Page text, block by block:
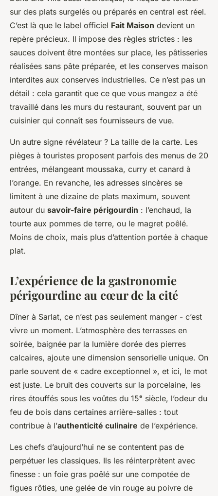
sur des plats surgelés ou préparés en central est réel.
C’est là que le label officiel Fait Maison devient un
repère précieux. Il impose des règles strictes : les
sauces doivent être montées sur place, les pâtisseries
réalisées sans pâte préparée, et les conserves maison
interdites aux conserves industrielles. Ce n’est pas un
détail : cela garantit que ce que vous mangez a été
travaillé dans les murs du restaurant, souvent par un
cuisinier qui connaît ses fournisseurs de vue.
Un autre signe révélateur ? La taille de la carte. Les
pièges à touristes proposent parfois des menus de 20
entrées, mélangeant moussaka, curry et canard à
l’orange. En revanche, les adresses sincères se
limitent à une dizaine de plats maximum, souvent
autour du savoir-faire périgourdin : l’enchaud, la
tourte aux pommes de terre, ou le magret poêlé.
Moins de choix, mais plus d’attention portée à chaque
plat.
L’expérience de la gastronomie
périgourdine au cœur de la cité
Dîner à Sarlat, ce n’est pas seulement manger - c’est
vivre un moment. L’atmosphère des terrasses en
soirée, baignée par la lumière dorée des pierres
calcaires, ajoute une dimension sensorielle unique. On
parle souvent de « cadre exceptionnel », et ici, le mot
est juste. Le bruit des couverts sur la porcelaine, les
rires étouffés sous les voûtes du 15ᵉ siècle, l’odeur du
feu de bois dans certaines arrière-salles : tout
contribue à l’authenticité culinaire de l’expérience.
Les chefs d’aujourd’hui ne se contentent pas de
perpétuer les classiques. Ils les réinterprètent avec
finesse : un foie gras poêlé sur une compotée de
figues rôties, une gelée de vin rouge au poivre de